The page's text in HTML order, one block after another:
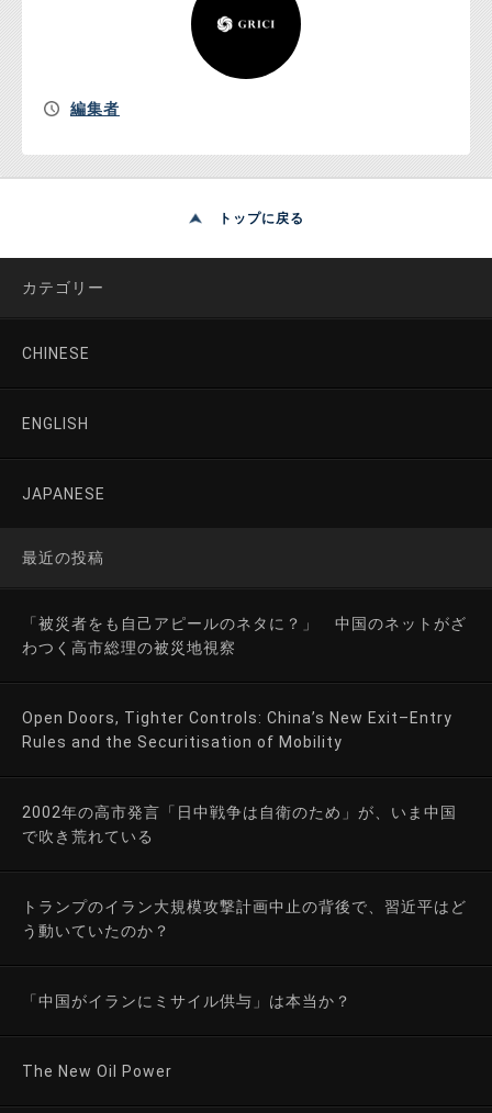
編集者
トップに戻る
カテゴリー
CHINESE
ENGLISH
JAPANESE
最近の投稿
「被災者をも自己アピールのネタに？」 中国のネットがざ
わつく高市総理の被災地視察
Open Doors, Tighter Controls: China’s New Exit–Entry
Rules and the Securitisation of Mobility
2002年の高市発言「日中戦争は自衛のため」が、いま中国
で吹き荒れている
トランプのイラン大規模攻撃計画中止の背後で、習近平はど
う動いていたのか？
「中国がイランにミサイル供与」は本当か？
The New Oil Power